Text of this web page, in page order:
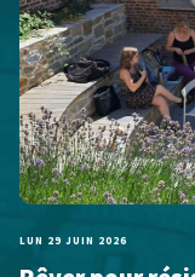
LUN 29 JUIN 2026